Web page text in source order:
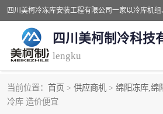
四川美柯制冷科技
lengku
当前位置： 首页 > 供应商机 > 绵阳冻库,绵
冷库 造价便宜
冷库安装，冷库价格